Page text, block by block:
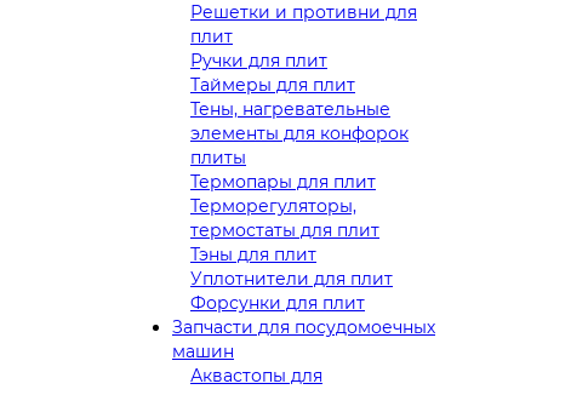
Решетки и противни для
плит
Ручки для плит
Таймеры для плит
Тены, нагревательные
элементы для конфорок
плиты
Термопары для плит
Терморегуляторы,
термостаты для плит
Тэны для плит
Уплотнители для плит
Форсунки для плит
Запчасти для посудомоечных
машин
Аквастопы для